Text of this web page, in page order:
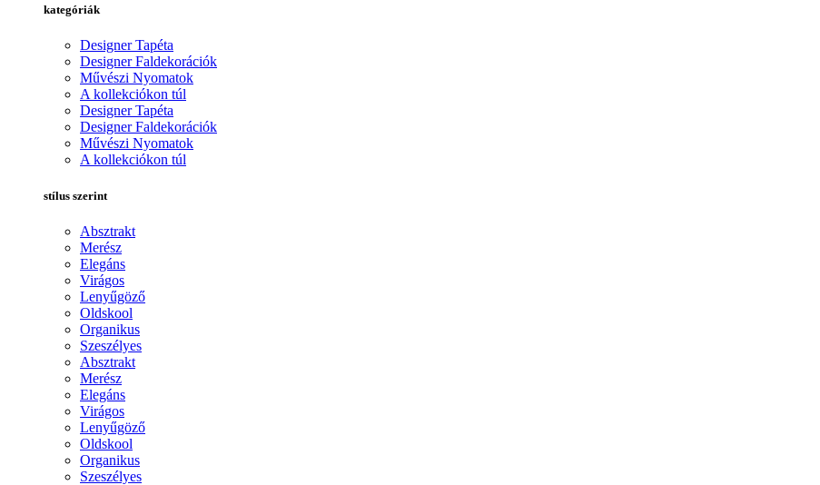
kategóriák
Designer Tapéta
Designer Faldekorációk
Művészi Nyomatok
A kollekciókon túl
Designer Tapéta
Designer Faldekorációk
Művészi Nyomatok
A kollekciókon túl
stílus szerint
Absztrakt
Merész
Elegáns
Virágos
Lenyűgöző
Oldskool
Organikus
Szeszélyes
Absztrakt
Merész
Elegáns
Virágos
Lenyűgöző
Oldskool
Organikus
Szeszélyes